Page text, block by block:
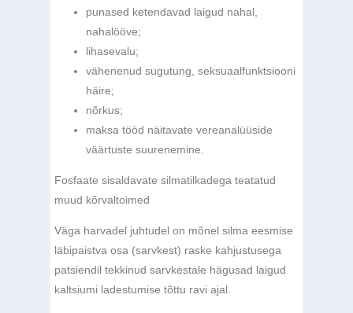
punased ketendavad laigud nahal,
nahalööve;
lihasevalu;
vähenenud sugutung, seksuaalfunktsiooni
häire;
nõrkus;
maksa tööd näitavate vereanalüüside
väärtuste suurenemine.
Fosfaate sisaldavate silmatilkadega teatatud
muud kõrvaltoimed
Väga harvadel juhtudel on mõnel silma eesmise
läbipaistva osa (sarvkest) raske kahjustusega
patsiendil tekkinud sarvkestale hägusad laigud
kaltsiumi ladestumise tõttu ravi ajal.